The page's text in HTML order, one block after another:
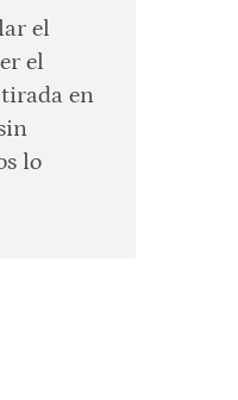
el
el
en
lo